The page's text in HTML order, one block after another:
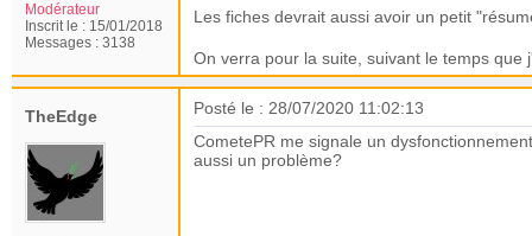
Modérateur
Inscrit le : 15/01/2018
Messages : 3138
Les fiches devrait aussi avoir un petit
On verra pour la suite, suivant le temps
TheEdge
Posté le : 28/07/2020 11:02:13
CometePR me signale un
aussi un problème?